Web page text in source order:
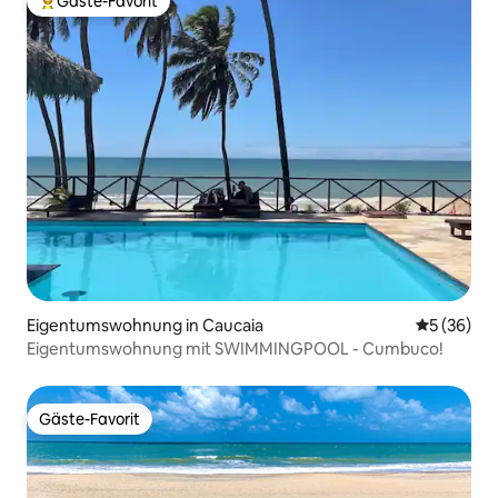
Beliebter Gäste-Favorit.
Eigentumswohnung in Caucaia
5 (36)
Eigentumswohnung mit SWIMMINGPOOL - Cumbuco!
Gäste-Favorit
Gäste-Favorit